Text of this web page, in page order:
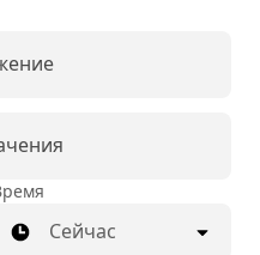
Сейчас